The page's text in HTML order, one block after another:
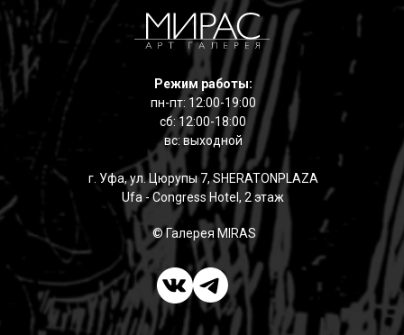
Режим работы:
пн-пт: 12:00-19:00
сб: 12:00-18:00
вс: выходной
г. Уфа, ул. Цюрупы 7, SHERATONPLAZA
Ufa - Congress Hotel, 2 этаж
© Галерея MIRAS